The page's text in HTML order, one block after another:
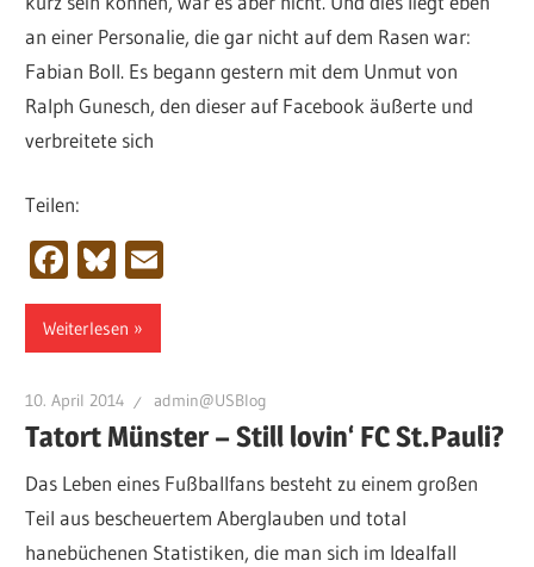
an einer Personalie, die gar nicht auf dem Rasen war:
Fabian Boll. Es begann gestern mit dem Unmut von
Ralph Gunesch, den dieser auf Facebook äußerte und
verbreitete sich
Teilen:
Facebook
Bluesky
Weiterlesen
10. April 2014 admin@USBlog
Tatort Münster – Still lovin‘ FC St.Pauli?
Das Leben eines Fußballfans besteht zu einem großen
Teil aus bescheuertem Aberglauben und total
hanebüchenen Statistiken, die man sich im Idealfall